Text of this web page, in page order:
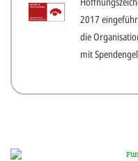
2017
die
mit